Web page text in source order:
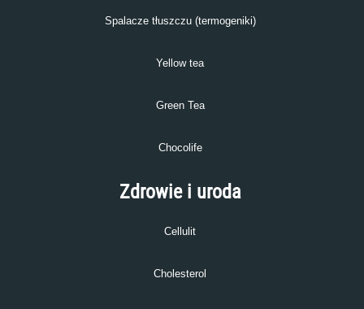
Spalacze tłuszczu (termogeniki)
Yellow tea
Green Tea
Chocolife
Zdrowie i uroda
Cellulit
Cholesterol